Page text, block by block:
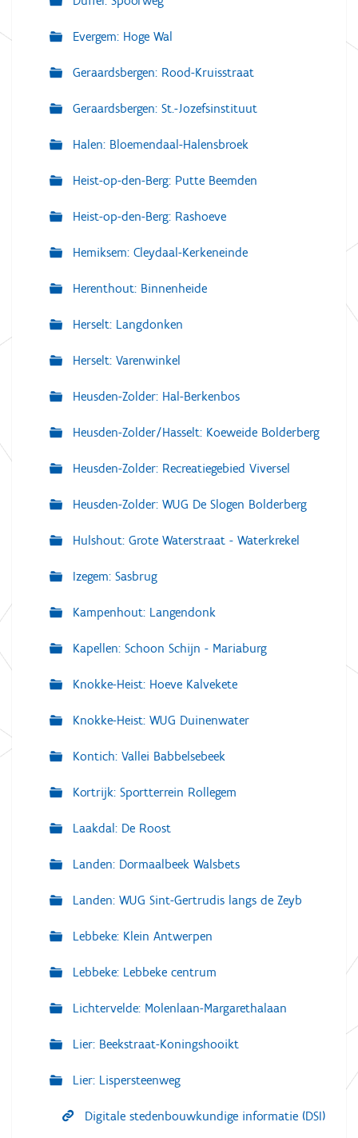
Evergem: Hoge Wal
Geraardsbergen: Rood-Kruisstraat
Geraardsbergen: St.-Jozefsinstituut
Halen: Bloemendaal-Halensbroek
Heist-op-den-Berg: Putte Beemden
Heist-op-den-Berg: Rashoeve
Hemiksem: Cleydaal-Kerkeneinde
Herenthout: Binnenheide
Herselt: Langdonken
Herselt: Varenwinkel
Heusden-Zolder: Hal-Berkenbos
Heusden-Zolder/Hasselt: Koeweide Bolderberg
Heusden-Zolder: Recreatiegebied Viversel
Heusden-Zolder: WUG De Slogen Bolderberg
Hulshout: Grote Waterstraat - Waterkrekel
Izegem: Sasbrug
Kampenhout: Langendonk
Kapellen: Schoon Schijn - Mariaburg
Knokke-Heist: Hoeve Kalvekete
Knokke-Heist: WUG Duinenwater
Kontich: Vallei Babbelsebeek
Kortrijk: Sportterrein Rollegem
Laakdal: De Roost
Landen: Dormaalbeek Walsbets
Landen: WUG Sint-Gertrudis langs de Zeyb
Lebbeke: Klein Antwerpen
Lebbeke: Lebbeke centrum
Lichtervelde: Molenlaan-Margarethalaan
Lier: Beekstraat-Koningshooikt
Lier: Lispersteenweg
Digitale stedenbouwkundige informatie (DSI)